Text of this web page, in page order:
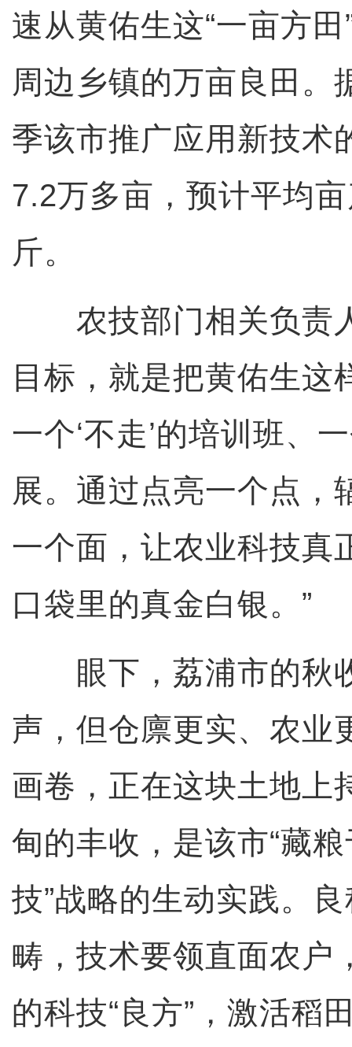
速从黄佑生这“一亩方
周边乡镇的万亩良田。
季该市推广应用新技术
7.2万多亩，预计平均
斤。
农技部门相关负责
目标，就是把黄佑生这
一个‘不走’的培训班、
展。通过点亮一个点，
一个面，让农业科技真
口袋里的真金白银。”
眼下，荔浦市的秋
声，但仓廪更实、农业
画卷，正在这块土地上
甸的丰收，是该市“藏
技”战略的生动实践。
畴，技术要领直面农户
的科技“良方”，激活稻